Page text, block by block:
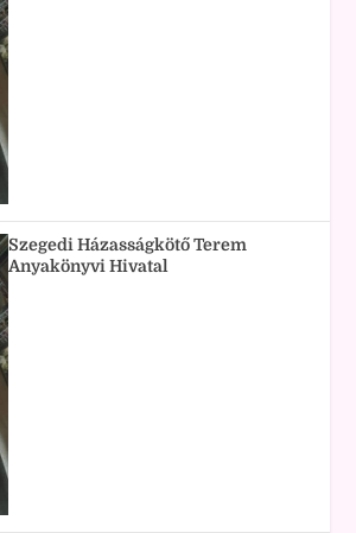
Szegedi Házasságkötő Terem
Anyakönyvi Hivatal